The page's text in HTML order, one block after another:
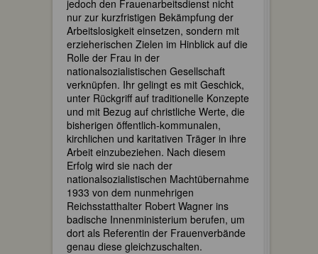
jedoch den Frauenarbeitsdienst nicht
nur zur kurzfristigen Bekämpfung der
Arbeitslosigkeit einsetzen, sondern mit
erzieherischen Zielen im Hinblick auf die
Rolle der Frau in der
nationalsozialistischen Gesellschaft
verknüpfen. Ihr gelingt es mit Geschick,
unter Rückgriff auf traditionelle Konzepte
und mit Bezug auf christliche Werte, die
bisherigen öffentlich-kommunalen,
kirchlichen und karitativen Träger in ihre
Arbeit einzubeziehen. Nach diesem
Erfolg wird sie nach der
nationalsozialistischen Machtübernahme
1933 von dem nunmehrigen
Reichsstatthalter Robert Wagner ins
badische Innenministerium berufen, um
dort als Referentin der Frauenverbände
genau diese gleichzuschalten.